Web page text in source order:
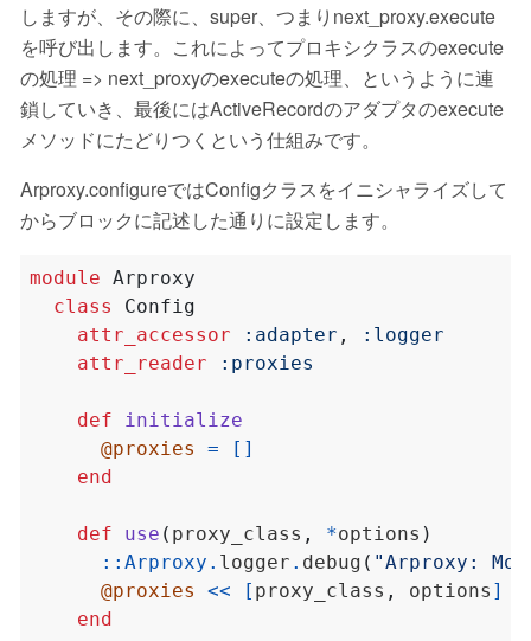
しますが、その際に、super、つまりnext_proxy.execute
を呼び出します。これによってプロキシクラスのexecute
の処理 => next_proxyのexecuteの処理、というように連
鎖していき、最後にはActiveRecordのアダプタのexecute
メソッドにたどりつくという仕組みです。
Arproxy.configureではConfigクラスをイニシャライズして
からブロックに記述した通りに設定します。
module Arproxy
class
Config
attr_accessor
:adapter ,
:logger
attr_reader
:proxies
def
initialize
@proxies
=
[]
end
def use ( proxy_class , *options )
:: Arproxy . logger . debug ( "Arproxy:
@proxies
<< [ proxy_class , options ]
end